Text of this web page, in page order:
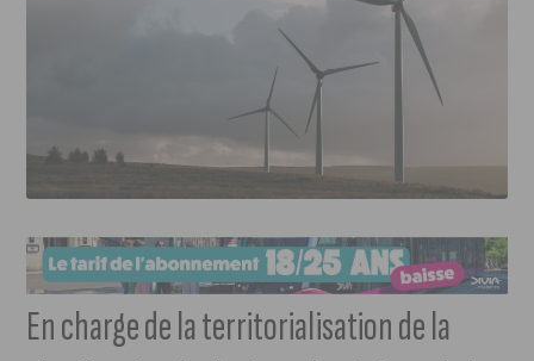
En charge de la territorialisation de la